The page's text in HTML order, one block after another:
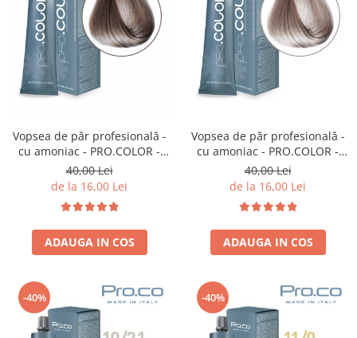
Vopsea de păr profesională -
cu amoniac - PRO.COLOR -
PROCO - 100 ml - 8/21 BLOND
DESCHIS IRISE CENUSIU
40,00 Lei
de la 16,00 Lei
ADAUGA IN COS
Vopsea de păr profesională -
cu amoniac - PRO.COLOR -
PROCO - 100 ml - 9/21 BLOND
SUPER DESCHIS IRISE
CENUSIU
40,00 Lei
de la 16,00 Lei
ADAUGA IN COS
-40% -40%